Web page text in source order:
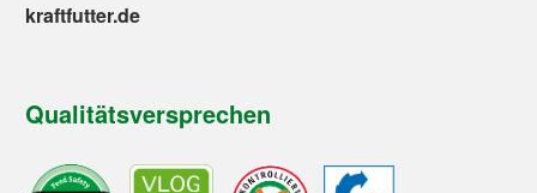
kraftfutter.de
Qualitätsversprechen